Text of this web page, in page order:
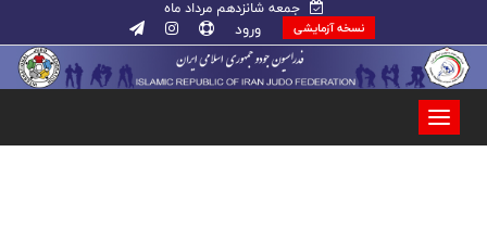
جمعه شانزدهم مرداد ماه
نسخه آزمایشی ورود